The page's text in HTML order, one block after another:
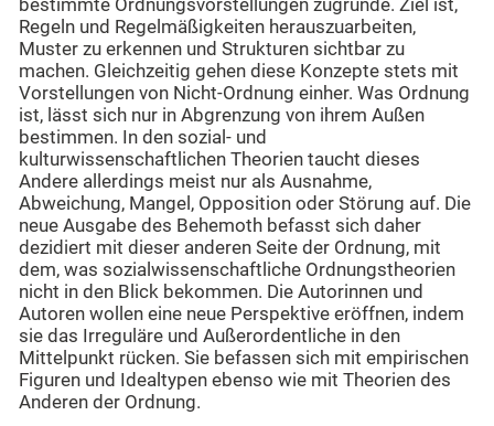
bestimmte Ordnungsvorstellungen zugrunde. Ziel ist,
Regeln und Regelmäßigkeiten herauszuarbeiten,
Muster zu erkennen und Strukturen sichtbar zu
machen. Gleichzeitig gehen diese Konzepte stets mit
Vorstellungen von Nicht-Ordnung einher. Was Ordnung
ist, lässt sich nur in Abgrenzung von ihrem Außen
bestimmen. In den sozial- und
kulturwissenschaftlichen Theorien taucht dieses
Andere allerdings meist nur als Ausnahme,
Abweichung, Mangel, Opposition oder Störung auf. Die
neue Ausgabe des Behemoth befasst sich daher
dezidiert mit dieser anderen Seite der Ordnung, mit
dem, was sozialwissenschaftliche Ordnungstheorien
nicht in den Blick bekommen. Die Autorinnen und
Autoren wollen eine neue Perspektive eröffnen, indem
sie das Irreguläre und Außerordentliche in den
Mittelpunkt rücken. Sie befassen sich mit empirischen
Figuren und Idealtypen ebenso wie mit Theorien des
Anderen der Ordnung.